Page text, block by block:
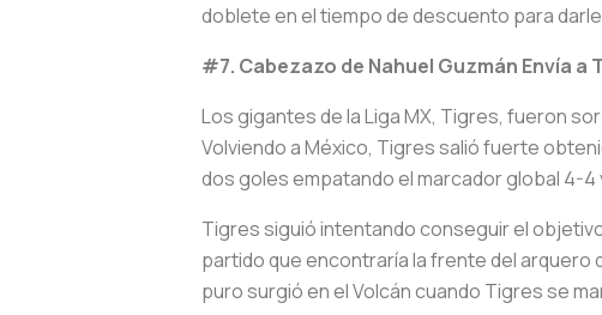
doblete en el tiempo de descuento para
#7. Cabezazo de Nahuel Guzmán Envía a
Los gigantes de la Liga MX, Tigres, fueron
Volviendo a México, Tigres salió fuerte
dos goles empatando el marcador global 4-
Tigres siguió intentando conseguir el
partido que encontraría la frente del arquero
puro surgió en el Volcán cuando Tigres se